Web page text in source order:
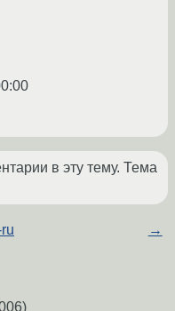
в эту тему. Тема
→